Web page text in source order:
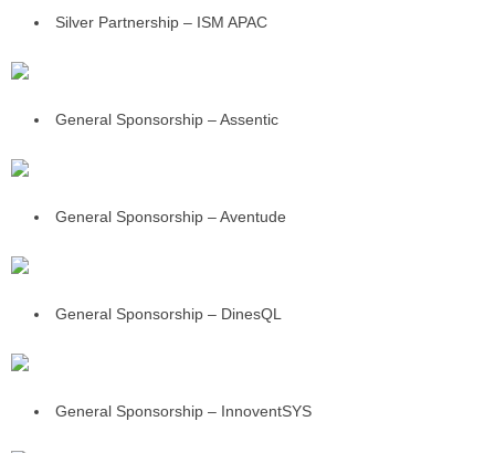
Silver Partnership – ISM APAC
General Sponsorship – Assentic
General Sponsorship – Aventude
General Sponsorship – DinesQL
General Sponsorship – InnoventSYS